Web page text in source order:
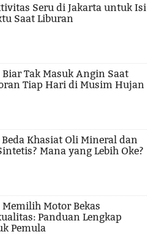
Seru di Jakarta untuk Isi
Saat Liburan
Biar Tak Masuk Angin Saat
Tiap Hari di Musim Hujan
Khasiat Oli Mineral dan
Mana yang Lebih Oke?
Memilih Motor Bekas
Panduan Lengkap
Pemula